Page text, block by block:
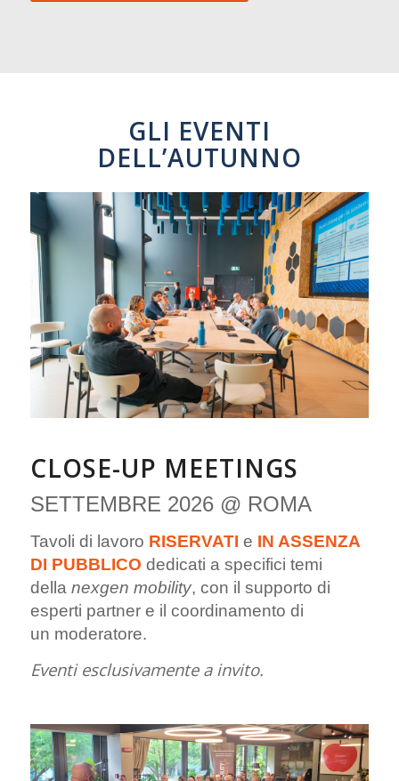
GLI EVENTI
DELL’AUTUNNO
CLOSE-UP MEETINGS
SETTEMBRE 2026 @ ROMA
Tavoli di lavoro RISERVATI e IN ASSENZA
DI PUBBLICO dedicati a specifici temi
della nexgen mobility, con il supporto di
esperti partner e il coordinamento di
un moderatore.
Eventi esclusivamente a invito.